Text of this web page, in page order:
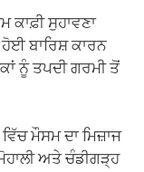
ਕਾਫ਼ੀ ਸੁਹਾਵਣਾ
ਬਾਰਿਸ਼ ਕਾਰਨ
ਨੂੰ ਤਪਦੀ ਗਰਮੀ ਤੋਂ
ਮੌਸਮ ਦਾ ਮਿਜ਼ਾਜ
ਅਤੇ ਚੰਡੀਗੜ੍ਹ